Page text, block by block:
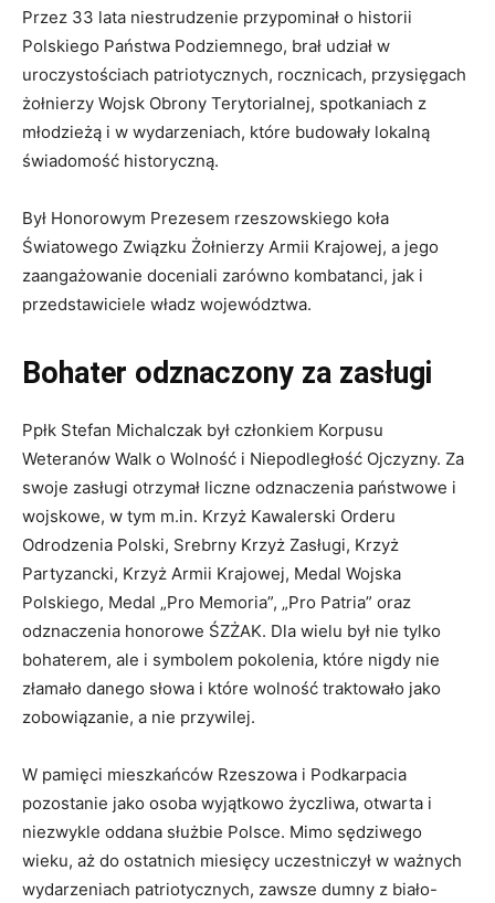
Przez 33 lata niestrudzenie przypominał o historii
Polskiego Państwa Podziemnego, brał udział w
uroczystościach patriotycznych, rocznicach, przysięgach
żołnierzy Wojsk Obrony Terytorialnej, spotkaniach z
młodzieżą i w wydarzeniach, które budowały lokalną
świadomość historyczną.
Był Honorowym Prezesem rzeszowskiego koła
Światowego Związku Żołnierzy Armii Krajowej, a jego
zaangażowanie doceniali zarówno kombatanci, jak i
przedstawiciele władz województwa.
Bohater odznaczony za zasługi
Ppłk Stefan Michalczak był członkiem Korpusu
Weteranów Walk o Wolność i Niepodległość Ojczyzny. Za
swoje zasługi otrzymał liczne odznaczenia państwowe i
wojskowe, w tym m.in. Krzyż Kawalerski Orderu
Odrodzenia Polski, Srebrny Krzyż Zasługi, Krzyż
Partyzancki, Krzyż Armii Krajowej, Medal Wojska
Polskiego, Medal „Pro Memoria”, „Pro Patria” oraz
odznaczenia honorowe ŚZŻAK. Dla wielu był nie tylko
bohaterem, ale i symbolem pokolenia, które nigdy nie
złamało danego słowa i które wolność traktowało jako
zobowiązanie, a nie przywilej.
W pamięci mieszkańców Rzeszowa i Podkarpacia
pozostanie jako osoba wyjątkowo życzliwa, otwarta i
niezwykle oddana służbie Polsce. Mimo sędziwego
wieku, aż do ostatnich miesięcy uczestniczył w ważnych
wydarzeniach patriotycznych, zawsze dumny z biało-